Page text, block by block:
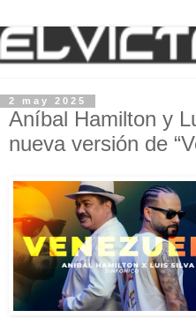
2 may 2025
Aníbal Hamilton y
nueva versión de